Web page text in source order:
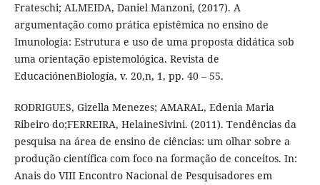
Frateschi; ALMEIDA, Daniel Manzoni, (2017). A
argumentação como prática epistêmica no ensino de
Imunologia: Estrutura e uso de uma proposta didática sob
uma orientação epistemológica. Revista de
EducaciónenBiología, v. 20,n, 1, pp. 40 – 55.
RODRIGUES, Gizella Menezes; AMARAL, Edenia Maria
Ribeiro do;FERREIRA, HelaineSivini. (2011). Tendências da
pesquisa na área de ensino de ciências: um olhar sobre a
produção científica com foco na formação de conceitos. In:
Anais do VIII Encontro Nacional de Pesquisadores em